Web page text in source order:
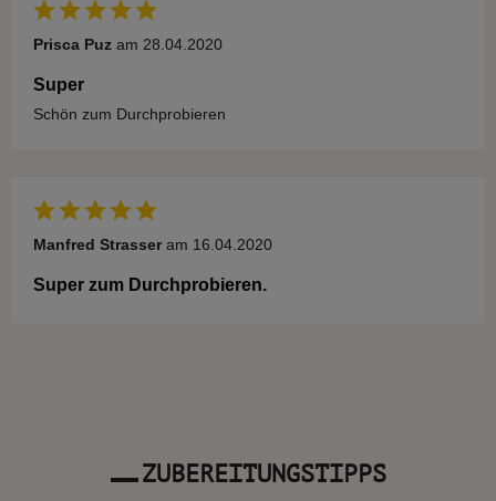
Prisca Puz am 28.04.2020
Super
Schön zum Durchprobieren
Manfred Strasser am 16.04.2020
Super zum Durchprobieren.
ZUBEREITUNGSTIPPS